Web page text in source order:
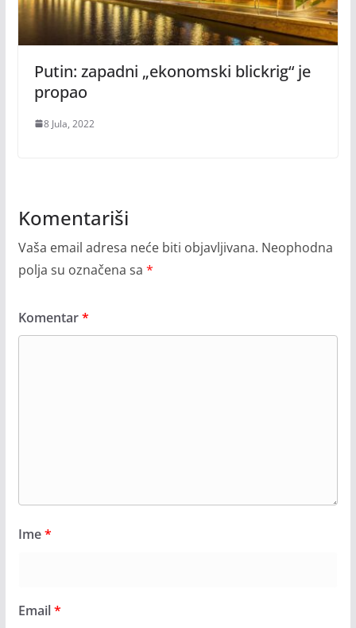
Putin: zapadni „ekonomski blickrig“ je
propao
8 Jula, 2022
Komentariši
Vaša email adresa neće biti objavljivana. Neophodna
polja su označena sa *
Komentar*
Ime*
Email*